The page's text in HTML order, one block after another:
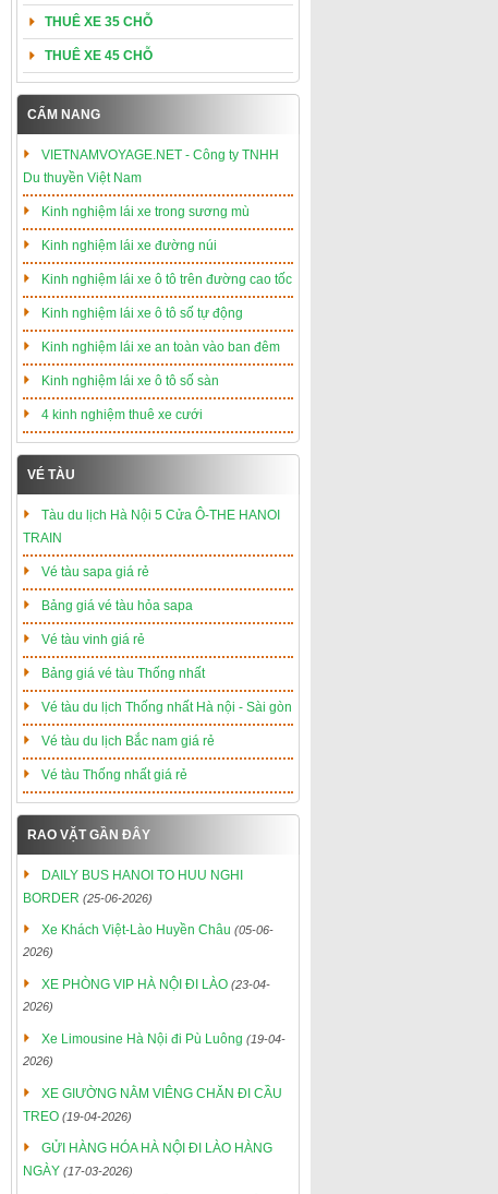
THUÊ XE 35 CHỖ
THUÊ XE 45 CHỖ
CẨM NANG
VIETNAMVOYAGE.NET - Công ty TNHH
Du thuyền Việt Nam
Kinh nghiệm lái xe trong sương mù
Kinh nghiệm lái xe đường núi
Kinh nghiệm lái xe ô tô trên đường cao tốc
Kinh nghiệm lái xe ô tô số tự động
Kinh nghiệm lái xe an toàn vào ban đêm
Kinh nghiệm lái xe ô tô số sàn
4 kinh nghiệm thuê xe cưới
VÉ TÀU
Tàu du lịch Hà Nội 5 Cửa Ô-THE HANOI
TRAIN
Vé tàu sapa giá rẻ
Bảng giá vé tàu hỏa sapa
Vé tàu vinh giá rẻ
Bảng giá vé tàu Thống nhất
Vé tàu du lịch Thống nhất Hà nội - Sài gòn
Vé tàu du lịch Bắc nam giá rẻ
Vé tàu Thống nhất giá rẻ
RAO VẶT GẦN ĐÂY
DAILY BUS HANOI TO HUU NGHI
BORDER (25-06-2026)
Xe Khách Việt-Lào Huyền Châu (05-06-
2026)
XE PHÒNG VIP HÀ NỘI ĐI LÀO (23-04-
2026)
Xe Limousine Hà Nội đi Pù Luông (19-04-
2026)
XE GIƯỜNG NẰM VIÊNG CHĂN ĐI CẦU
TREO (19-04-2026)
GỬI HÀNG HÓA HÀ NỘI ĐI LÀO HÀNG
NGÀY (17-03-2026)